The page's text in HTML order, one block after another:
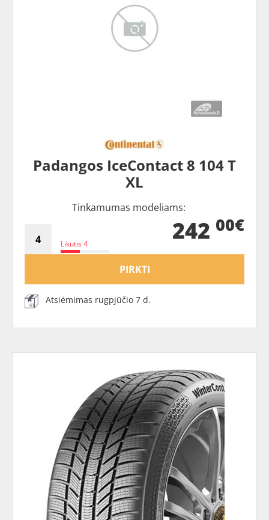
Padangos IceContact 8 104 T
XL
Tinkamumas modeliams:
Likutis 4 242 00€
PIRKTI
Atsiėmimas rugpjūčio 7 d.